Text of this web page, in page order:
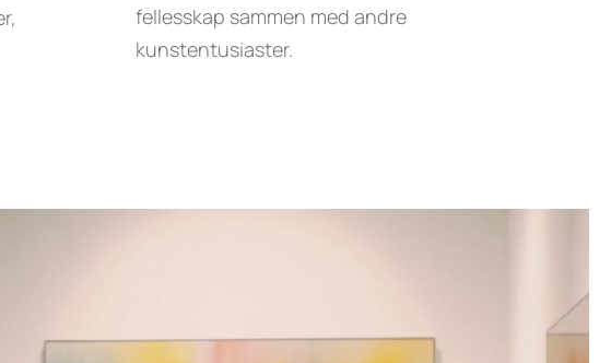
fellesskap sammen med andre
kunstentusiaster.